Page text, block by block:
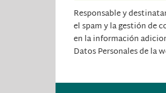
Responsable y
el spam y la gestión de
en la información
Datos Personales de la